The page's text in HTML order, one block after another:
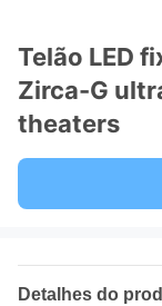
Telão LED
Zirca-G
theaters
Detalhes do